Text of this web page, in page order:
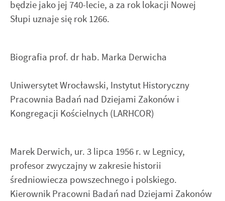
będzie jako jej 740-lecie, a za rok lokacji Nowej
Słupi uznaje się rok 1266.
Biografia prof. dr hab. Marka Derwicha
Uniwersytet Wrocławski, Instytut Historyczny
Pracownia Badań nad Dziejami Zakonów i
Kongregacji Kościelnych (LARHCOR)
Marek Derwich, ur. 3 lipca 1956 r. w Legnicy,
profesor zwyczajny w zakresie historii
średniowiecza powszechnego i polskiego.
Kierownik Pracowni Badań nad Dziejami Zakonów